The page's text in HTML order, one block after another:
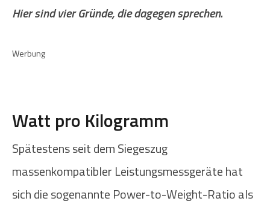
Hier sind vier Gründe, die dagegen sprechen.
Werbung
Watt pro Kilogramm
Spätestens seit dem Siegeszug
massenkompatibler Leistungsmessgeräte hat
sich die sogenannte Power-to-Weight-Ratio als